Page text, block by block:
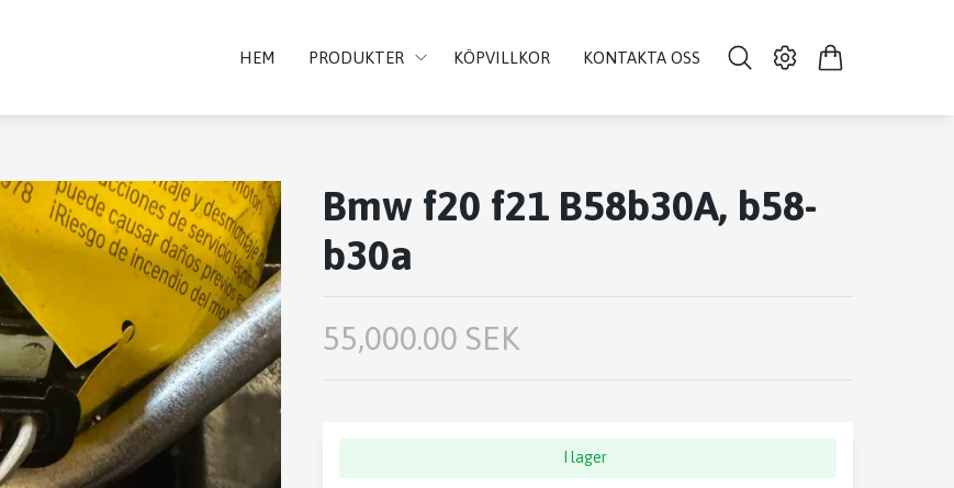
HEM PRODUKTER KÖPVILLKOR KONTAKTA OSS
Bmw f20 f21 B58b30A, b58-
b30a
55,000.00 SEK
I lager